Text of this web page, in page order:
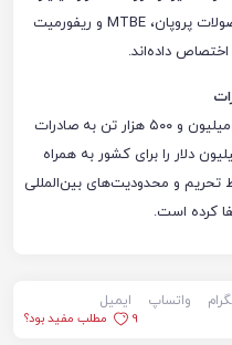
تومان عبور کرده است. در این میان، محصولات پروپان، MTBE و ریفورمیت
داده‌اند.
از مجموع فروش انجام‌شده، بیش از یک میلیون و ۵۰۰ هزار تن به صادرات
داشته که ارزآوری حدود ۸۹۰ میلیون دلار را برای کشور به همراه
تحریم و محدودیت‌های بین‌المللی
کرده است.
واتساپ
ایمیل
9
مطلب مفید بود؟